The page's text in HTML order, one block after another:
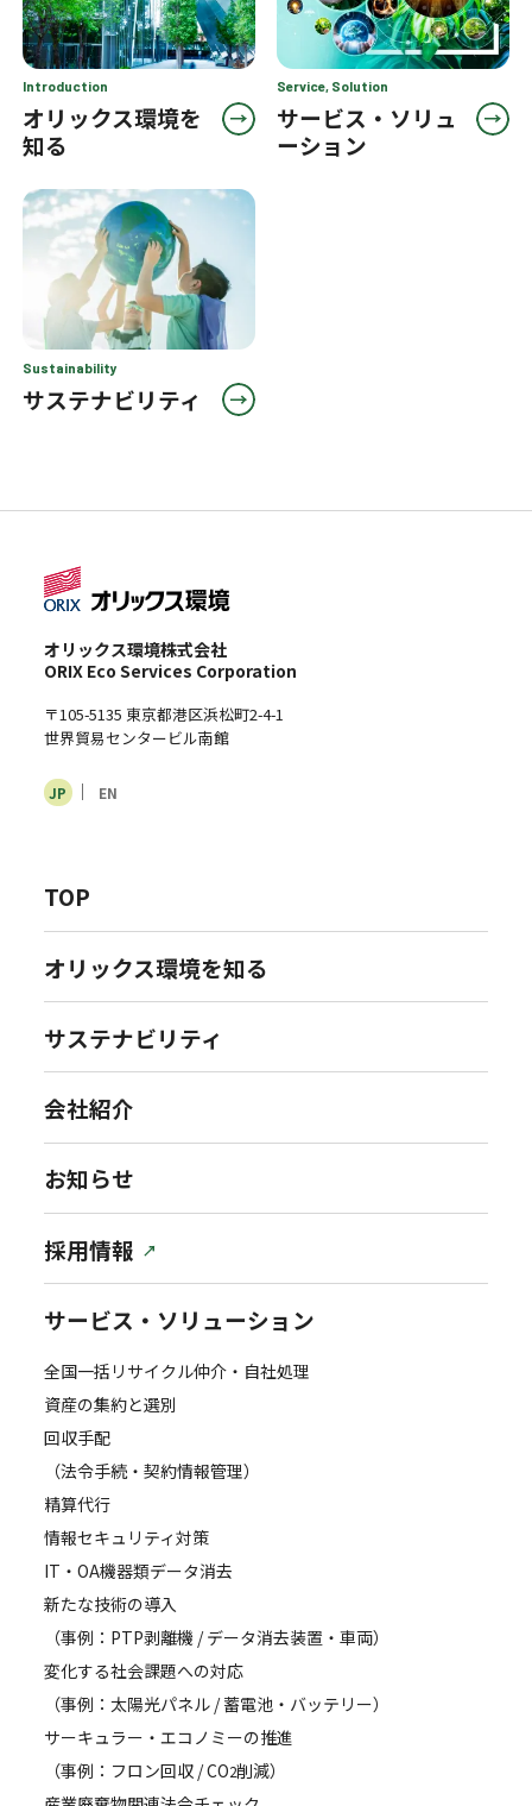
Introduction
オリックス環境を
知る
Service, Solution
サービス・ソリュ
ーション
Sustainability
サステナビリティ
オリックス環境株式会社
ORIX Eco Services Corporation
〒105-5135 東京都港区浜松町2-4-1
世界貿易センタービル南館
JP EN
TOP
オリックス環境を知る
サステナビリティ
会社紹介
お知らせ
採用情報
サービス・ソリューション
全国一括リサイクル仲介・自社処理
資産の集約と選別
回収手配
（法令手続・契約情報管理）
精算代行
情報セキュリティ対策
IT・OA機器類データ消去
新たな技術の導入
（事例：PTP剥離機 / データ消去装置・車両）
変化する社会課題への対応
（事例：太陽光パネル / 蓄電池・バッテリー）
サーキュラー・エコノミーの推進
（事例：フロン回収 / CO2削減）